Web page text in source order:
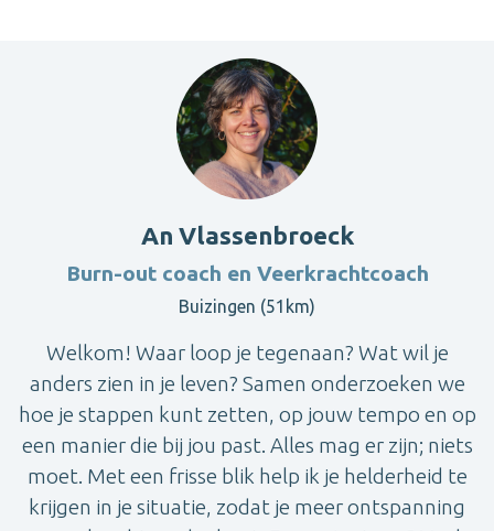
An Vlassenbroeck
Burn-out coach en Veerkrachtcoach
Buizingen (51km)
Welkom! Waar loop je tegenaan? Wat wil je
anders zien in je leven? Samen onderzoeken we
hoe je stappen kunt zetten, op jouw tempo en op
een manier die bij jou past. Alles mag er zijn; niets
moet. Met een frisse blik help ik je helderheid te
krijgen in je situatie, zodat je meer ontspanning